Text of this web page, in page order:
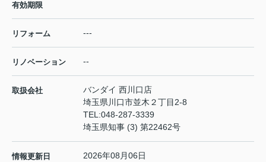
有効期限
リフォーム ---
リノベーション --
取扱会社
バンダイ 西川口店
埼玉県川口市並木２丁目2-8
TEL:048-287-3339
埼玉県知事 (3) 第22462号
情報更新日 2026年08月06日